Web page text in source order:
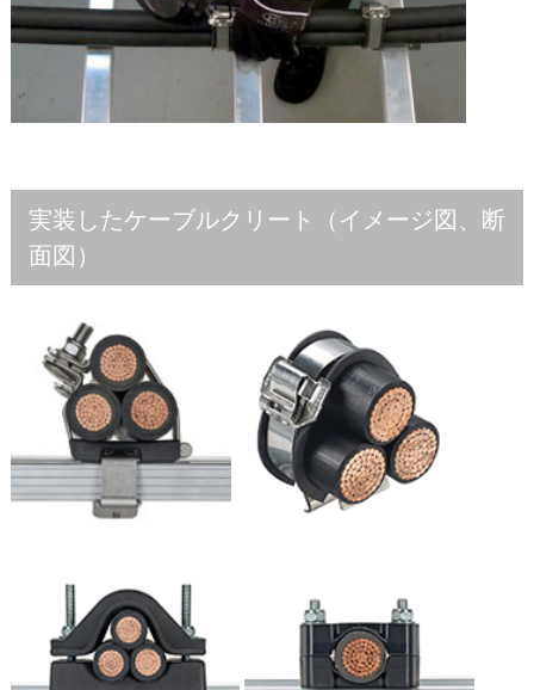
実装したケーブルクリート（イメージ図、断
面図）